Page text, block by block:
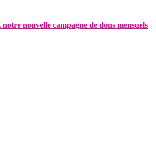
notre nouvelle campagne de dons mensuels